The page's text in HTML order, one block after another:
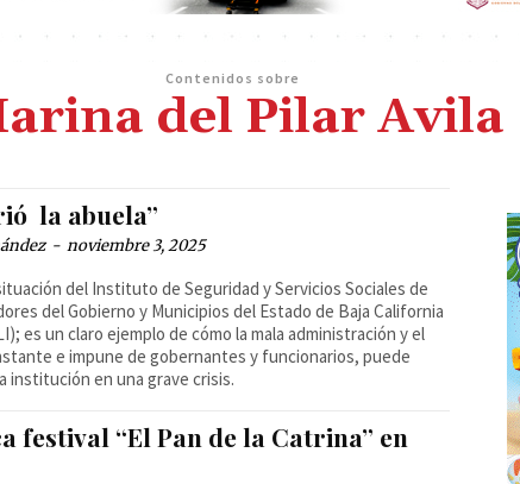
Contenidos sobre
del Pilar Avila
la abuela”
- noviembre 3, 2025
del Instituto de Seguridad y Servicios Sociales de
del Gobierno y Municipios del Estado de Baja California
es un claro ejemplo de cómo la mala administración y el
e impune de gobernantes y funcionarios, puede
institución en una grave crisis.
festival “El Pan de la Catrina” en